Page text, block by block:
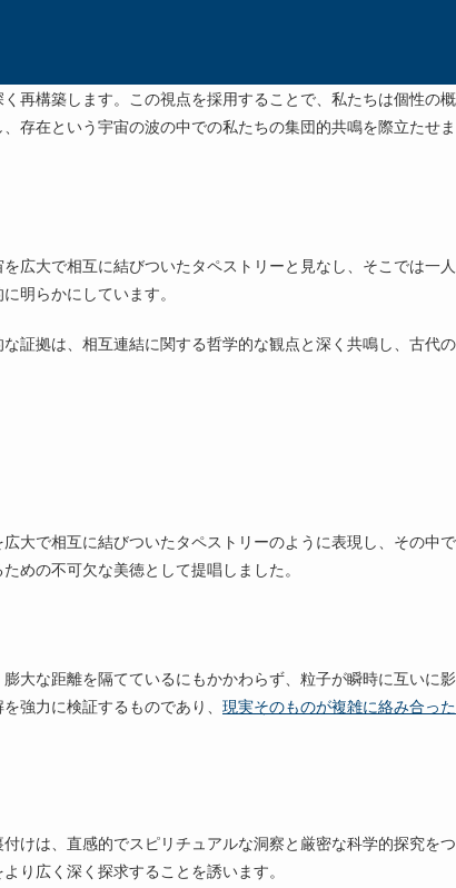
再構築します。この視点を採用することで、私たちは個性の概
存在という宇宙の波の中での私たちの集団的共鳴を際立たせま
広大で相互に結びついたタペストリーと見なし、そこでは一人
明らかにしています。
証拠は、相互連結に関する哲学的な観点と深く共鳴し、古代の
大で相互に結びついたタペストリーのように表現し、その中で
めの不可欠な美徳として提唱しました。
大な距離を隔てているにもかかわらず、粒子が瞬時に互いに影
強力に検証するものであり、 現実そのものが複雑に絡み合った
けは、直感的でスピリチュアルな洞察と厳密な科学的探究をつ
り広く深く探求することを誘います。